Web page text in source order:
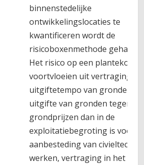
binnenstedelijke
ontwikkelingslocaties te
kwantificeren wordt de
risicoboxenmethode
Het risico op een plantekort
voortvloeien uit vertraging in
uitgiftetempo van gronden,
uitgifte van gronden tegen
grondprijzen dan in de
exploitatiebegroting is
aanbesteding van
werken, vertraging in het